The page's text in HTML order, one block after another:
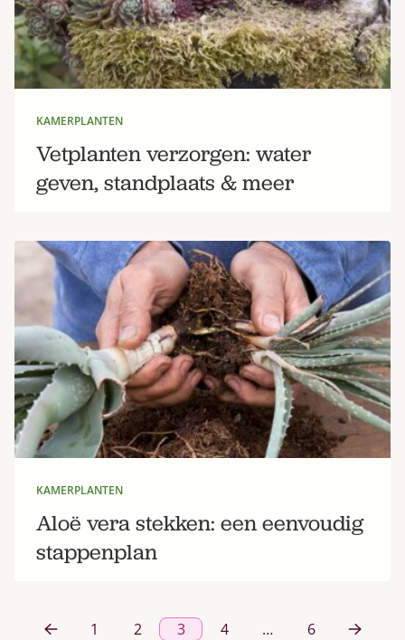
KAMERPLANTEN
Vetplanten verzorgen: water
geven, standplaats & meer
KAMERPLANTEN
Aloë vera stekken: een eenvoudig
stappenplan
1 2 3 4 … 6